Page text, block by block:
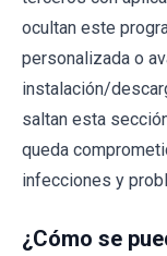
ocultan este
personalizada o
instalación/
saltan esta
queda
infecciones y
¿Cómo se